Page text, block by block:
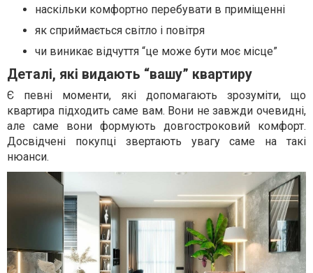
наскільки комфортно перебувати в приміщенні
як сприймається світло і повітря
чи виникає відчуття “це може бути моє місце”
Деталі, які видають “вашу” квартиру
Є певні моменти, які допомагають зрозуміти, що
квартира підходить саме вам. Вони не завжди очевидні,
але саме вони формують довгостроковий комфорт.
Досвідчені покупці звертають увагу саме на такі
нюанси.